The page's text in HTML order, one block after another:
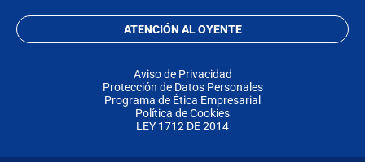
ATENCIÓN AL OYENTE
Aviso de Privacidad
Protección de Datos Personales
Programa de Ética Empresarial
Política de Cookies
LEY 1712 DE 2014